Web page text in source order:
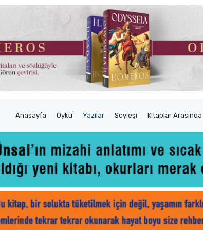
Anasayfa Öykü Yazılar Söyleşi Kitaplar Arasında